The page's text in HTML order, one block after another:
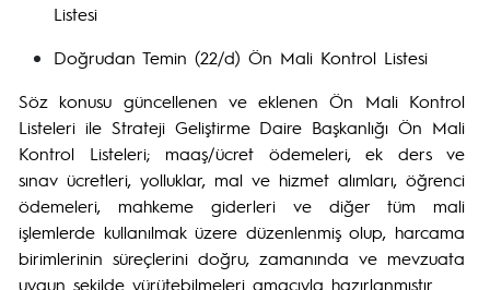
Listesi
Doğrudan Temin (22/d) Ön Mali Kontrol Listesi
Söz konusu güncellenen ve eklenen Ön Mali Kontrol
Listeleri ile Strateji Geliştirme Daire Başkanlığı Ön Mali
Kontrol Listeleri; maaş/ücret ödemeleri, ek ders ve
sınav ücretleri, yolluklar, mal ve hizmet alımları, öğrenci
ödemeleri, mahkeme giderleri ve diğer tüm mali
işlemlerde kullanılmak üzere düzenlenmiş olup, harcama
birimlerinin süreçlerini doğru, zamanında ve mevzuata
uygun şekilde yürütebilmeleri amacıyla hazırlanmıştır.